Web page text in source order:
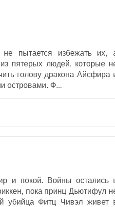
пытается избежать их,
пятерых людей, которые
голову дракона Айсфира
островами. Ф...
и покой. Войны остались
пока принц Дьютифул
убийца Фитц Чивэл живет